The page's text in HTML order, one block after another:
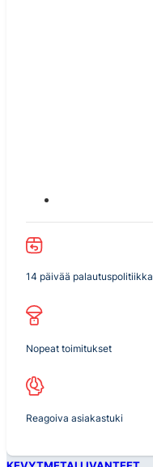
14 päivää palautuspolitiikka
Nopeat toimitukset
Reagoiva asiakastuki